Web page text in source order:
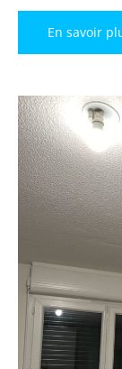
Pose
à
Teyran
:
Votre
Expert
En savoir